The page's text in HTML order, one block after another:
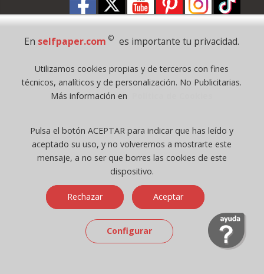
© 1995 - 2026 Grupo Selfpaper.
©selfpaper.com, y las webs de ©gruposelfpaper.org están gestionadas, y
son propiedad de :
Suministros de Oficina Self-Paper, S.L. - C.I.F. B97233654, inscrita en el
Registro Mercantil de Valencia ( España ) CEE:
Móvil / Tablet - Bot mozilla/5.0 (linux; android 14; pixel 8)
applewebkit/537.36 (khtml, like gecko) chrome/131.0.0.0 mobile
En selfpaper.com © es importante tu privacidad.
Utilizamos cookies propias y de terceros con fines
técnicos, analíticos y de personalización. No Publicitarias.
Más información en
Pulsa el botón ACEPTAR para indicar que has leído y
aceptado su uso, y no volveremos a mostrarte este
mensaje, a no ser que borres las cookies de este
dispositivo.
Rechazar Aceptar
Configurar